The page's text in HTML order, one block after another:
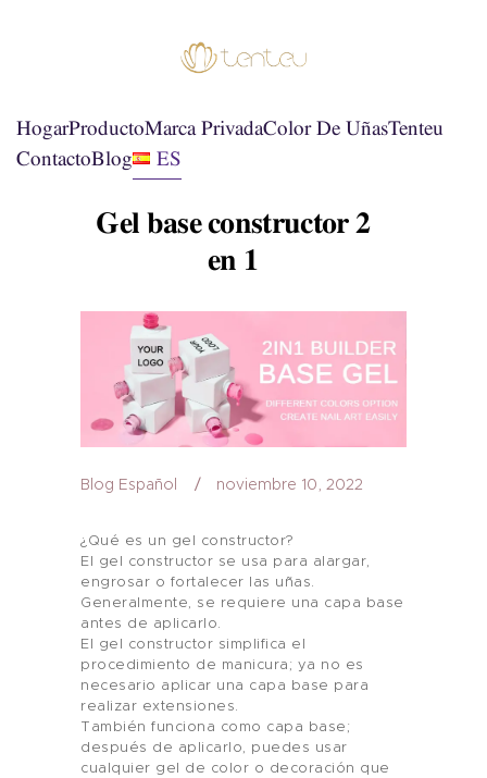
HogarProductoMarca PrivadaColor De UñasTenteu
ContactoBlog ES
Gel base constructor 2
en 1
Blog Español noviembre 10, 2022
¿Qué es un gel constructor?
El gel constructor se usa para alargar,
engrosar o fortalecer las uñas.
Generalmente, se requiere una capa base
antes de aplicarlo.
El gel constructor simplifica el
procedimiento de manicura; ya no es
necesario aplicar una capa base para
realizar extensiones.
También funciona como capa base;
después de aplicarlo, puedes usar
cualquier gel de color o decoración que